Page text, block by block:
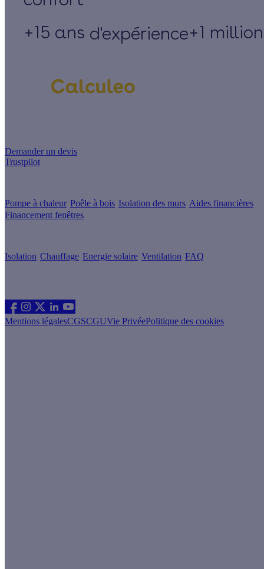
+15 ans d'expérience+1
Demander un devis
Trustpilot
Pompe à chaleur Poêle à bois Isolation des murs Aides financières
Financement fenêtres
Isolation Chauffage Energie solaire Ventilation FAQ
Mentions légalesCGSCGUVie PrivéePolitique des cookies